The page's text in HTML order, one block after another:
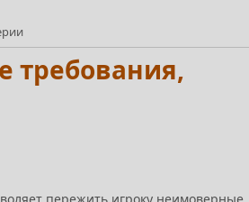
требования,
пережить игроку неимоверные